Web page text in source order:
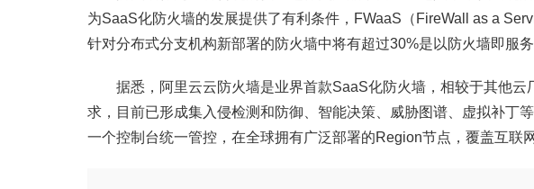
为SaaS化防火墙的发展提供了有利条件，FWaaS（FireWall as a
针对分布式分支机构新部署的防火墙中将有超过30%是以防火墙即服务
据悉，阿里云云防火墙是业界首款SaaS化防火墙，相较于其他云
求，目前已形成集入侵检测和防御、智能决策、威胁图谱、虚拟补丁
一个控制台统一管控，在全球拥有广泛部署的Region节点，覆盖互联